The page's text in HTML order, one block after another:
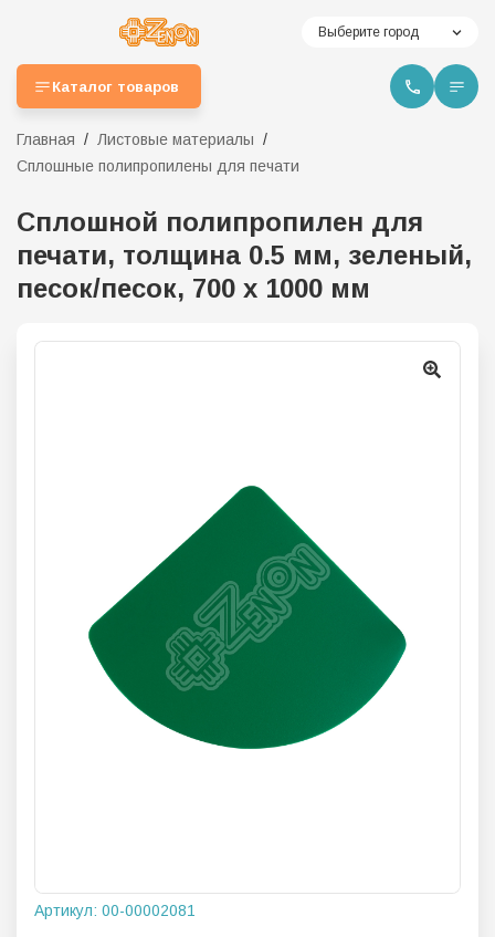
Выберите город
Каталог товаров
Главная
Листовые материалы
Сплошные полипропилены для печати
Сплошной полипропилен для
печати, толщина 0.5 мм, зеленый,
песок/песок, 700 х 1000 мм
Артикул: 00-00002081